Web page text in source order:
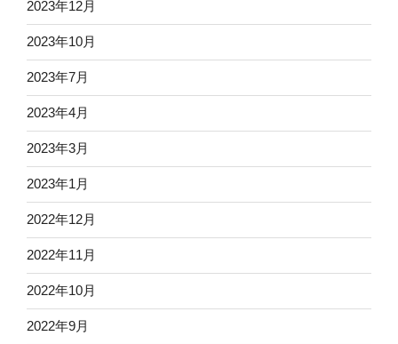
2023年12月
2023年10月
2023年7月
2023年4月
2023年3月
2023年1月
2022年12月
2022年11月
2022年10月
2022年9月